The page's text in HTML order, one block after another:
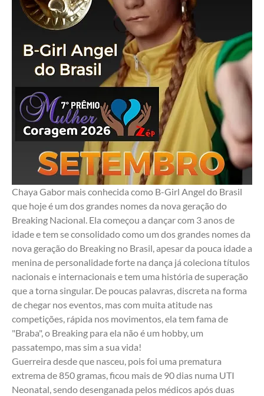
Chaya Gabor mais conhecida como B-Girl Angel do Brasil
que hoje é um dos grandes nomes da nova geração do
Breaking Nacional. Ela começou a dançar com 3 anos de
idade e tem se consolidado como um dos grandes nomes da
nova geração do Breaking no Brasil, apesar da pouca idade a
menina de personalidade forte na dança já coleciona títulos
nacionais e internacionais e tem uma história de superação
que a torna singular. De poucas palavras, discreta na forma
de chegar nos eventos, mas com muita atitude nas
competições, rápida nos movimentos, ela tem fama de
"Braba", o Breaking para ela não é um hobby, um
passatempo, mas sim a sua vida!
Guerreira desde que nasceu, pois foi uma prematura
extrema de 850 gramas, ficou mais de 90 dias numa UTI
Neonatal, sendo desenganada pelos médicos após duas